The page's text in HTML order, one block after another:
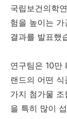
국립보건의학
험을 높이는
결과를 발표했
연구팀은 10만
랜드의 어떤
가지 첨가물
을 특히 많이